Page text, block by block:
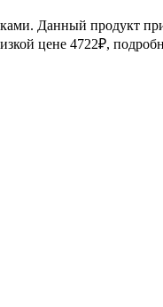
Данный продукт
цене 4722₽,